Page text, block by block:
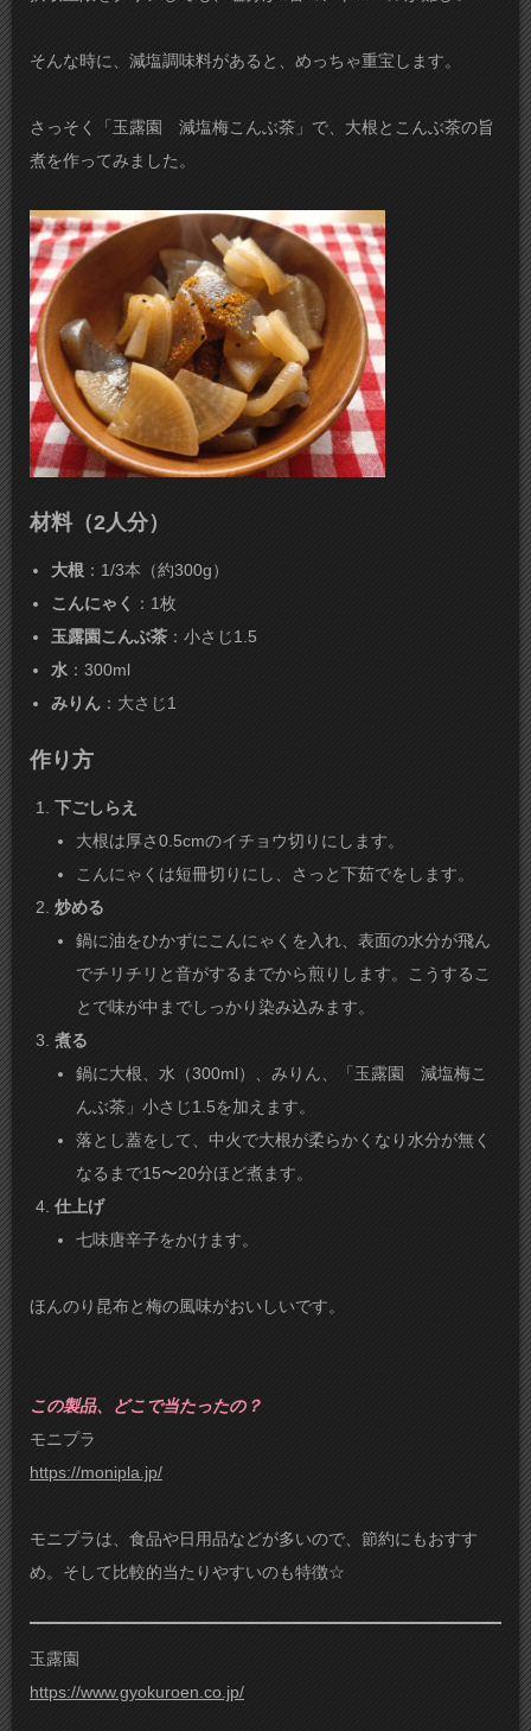
そんな時に、減塩調味料があると、めっちゃ重宝します。
さっそく「玉露園 減塩梅こんぶ茶」で、大根とこんぶ茶の旨
煮を作ってみました。
材料（2人分）
大根 ：1/3本（約300g）
こんにゃく
：1枚
玉露園こんぶ茶 ：小さじ1.5
水 ：300ml
みりん ：大さじ1
作り方
下ごしらえ
​大根は厚さ0.5cmのイチョウ切りにします。
こんにゃくは短冊切りにし、さっと下茹でをします。
炒める
​鍋に油をひかずにこんにゃくを入れ、表面の水分が飛ん
でチリチリと音がするまでから煎りします。こうするこ
とで味が中までしっかり染み込みます。
煮る
​鍋に大根、水（300ml）、みりん、「玉露園 減塩梅こ
んぶ茶」小さじ1.5を加えます。
​落とし蓋をして、中火で大根が柔らかくなり水分が無く
なるまで15〜20分ほど煮ます。
仕上げ
​七味唐辛子をかけます。
ほんのり昆布と梅の風味がおいしいです。
この製品、どこで当たったの？
モニプラ
https://monipla.jp/
モニプラは、食品や日用品などが多いので、節約にもおすす
め。そして比較的当たりやすいのも特徴☆
玉露園
https://www.gyokuroen.co.jp/